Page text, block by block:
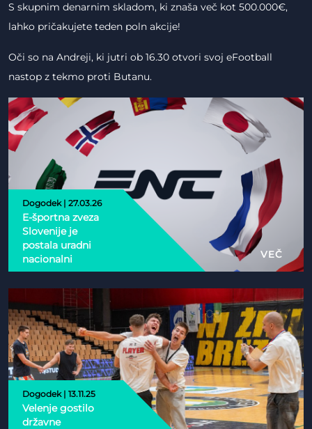
S skupnim denarnim skladom, ki znaša več kot 500.000€,
lahko pričakujete teden poln akcije!
Oči so na Andreji, ki jutri ob 16.30 otvori svoj eFootball
nastop z tekmo proti Butanu.
Dogodek | 27.03.26
E-športna zveza
Slovenije je
postala uradni
nacionalni
partner Esports
Nations Cup 2026
VEČ
Dogodek | 13.11.25
Velenje gostilo
državne